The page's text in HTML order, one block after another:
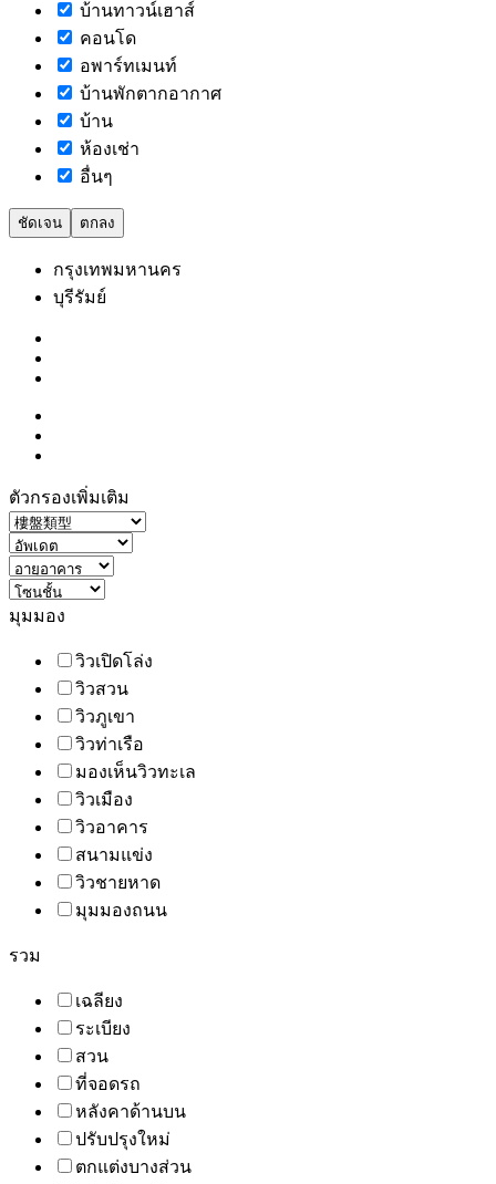
บ้านทาวน์เฮาส์
คอนโด
อพาร์ทเมนท์
บ้านพักตากอากาศ
บ้าน
ห้องเช่า
อื่นๆ
ชัดเจน ตกลง
กรุงเทพมหานคร
บุรีรัมย์
ตัวกรองเพิ่มเติม
มุมมอง
วิวเปิดโล่ง
วิวสวน
วิวภูเขา
วิวท่าเรือ
มองเห็นวิวทะเล
วิวเมือง
วิวอาคาร
สนามแข่ง
วิวชายหาด
มุมมองถนน
รวม
เฉลียง
ระเบียง
สวน
ที่จอดรถ
หลังคาด้านบน
ปรับปรุงใหม่
ตกแต่งบางส่วน